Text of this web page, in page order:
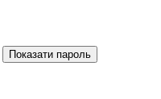
Показати пароль